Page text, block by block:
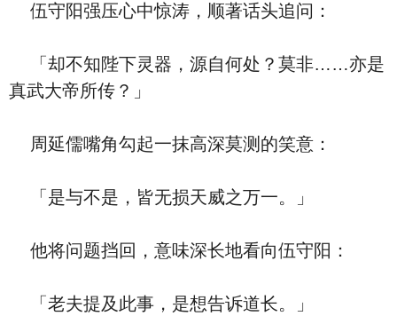
伍守阳强压心中惊涛，顺著话头追问：
「却不知陛下灵器，源自何处？莫非……亦是
真武大帝所传？」
周延儒嘴角勾起一抹高深莫测的笑意：
「是与不是，皆无损天威之万一。」
他将问题挡回，意味深长地看向伍守阳：
「老夫提及此事，是想告诉道长。」